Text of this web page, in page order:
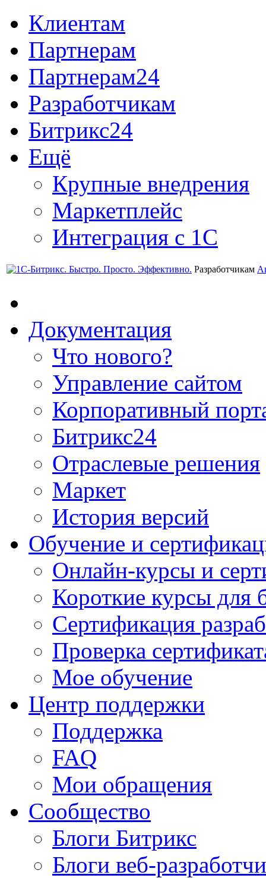
Клиентам
Партнерам
Партнерам24
Разработчикам
Битрикс24
Ещё
Крупные внедрения
Маркетплейс
Интеграция с 1С
Разработчикам
Документация
Что нового?
Управление сайтом
Корпоративный
Битрикс24
Отраслевые решения
Маркет
История версий
Обучение и
Онлайн-курсы и
Короткие курсы для
Сертификация
Проверка
Мое обучение
Центр поддержки
Поддержка
FAQ
Мои обращения
Сообщество
Блоги Битрикс
Блоги веб-